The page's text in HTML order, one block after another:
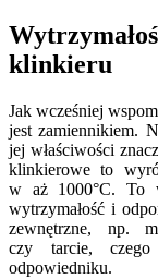
klinkieru
Jak wcześniej
jest zamiennikiem.
jej właściwości
klinkierowe to
w aż 1000°C. To
wytrzymałość i
zewnętrzne, np.
czy tarcie,
odpowiedniku.